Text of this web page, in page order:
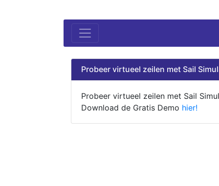
Probeer virtueel zeilen met Sail
Probeer virtueel zeilen met Sail
Download de Gratis Demo hier!